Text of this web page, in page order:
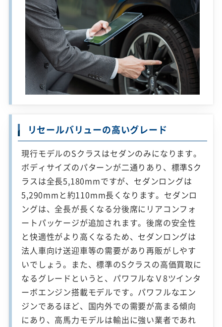
リセールバリューの高いグレード
現行モデルのSクラスはセダンのみになります。
ボディサイズのパターンが二通りあり、標準Sク
ラスは全長5,180mmですが、セダンロングは
5,290mmと約110mm長くなります。セダンロ
ングは、全長が長くなる分後席にリアコンフォ
ートパッケージが追加されます。後席の安全性
と快適性がより高くなるため、セダンロングは
法人車向け送迎車等の需要があり再販がしやす
いでしょう。また、標準のSクラスの高価買取に
なるグレードというと、パワフルなＶ8ツインタ
ーボエンジン搭載モデルです。パワフルなエン
ジンであるほど、国内外での需要が高まる傾向
にあり、高馬力モデルは輸出に強い業者であれ